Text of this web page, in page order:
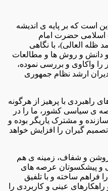
است که بر پایه ی اندیشه
اسلامی حضرت امام
العالی)، با نگاهی
و دانش و روش ها و مطالعات
واکاوی و بررسی نموده،
ارشد نظام جمهوری
راهبردی با پرهیز از هرگونه
ی سیاسی کشور، ما را در
و مشترک یاریگر بوده و
گیران را افزایش خواهد
روشن و شفاف، زمینه ی هم
و پیشکسوتان عرصه های
فراهم ساخته و با تلفیق
عینی و کاربردی را